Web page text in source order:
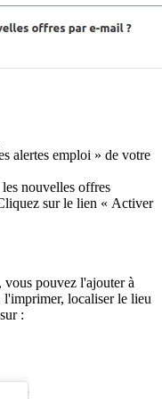
alertes emploi » de votre
nouvelles offres
sur le lien « Activer
pouvez l'ajouter à
localiser le lieu
: